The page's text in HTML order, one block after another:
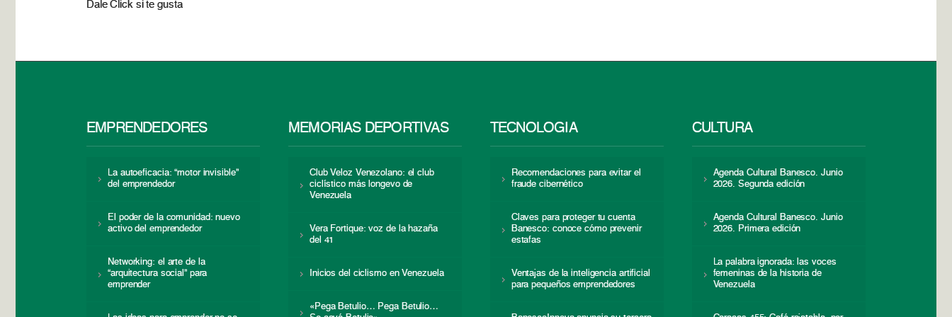
Dale Click si te gusta
EMPRENDEDORES
La autoeficacia: “motor invisible”
del emprendedor
El poder de la comunidad: nuevo
activo del emprendedor
Networking: el arte de la
“arquitectura social” para
emprender
MEMORIAS DEPORTIVAS
Club Veloz Venezolano: el club
ciclístico más longevo de
Venezuela
Vera Fortique: voz de la hazaña
del 41
Inicios del ciclismo en Venezuela
«Pega Betulio… Pega Betulio…
TECNOLOGÍA
Recomendaciones para evitar el
fraude cibernético
Claves para proteger tu cuenta
Banesco: conoce cómo prevenir
estafas
Ventajas de la inteligencia artificial
para pequeños emprendedores
CULTURA
Agenda Cultural Banesco. Junio
2026. Segunda edición
Agenda Cultural Banesco. Junio
2026. Primera edición
La palabra ignorada: las voces
femeninas de la historia de
Venezuela